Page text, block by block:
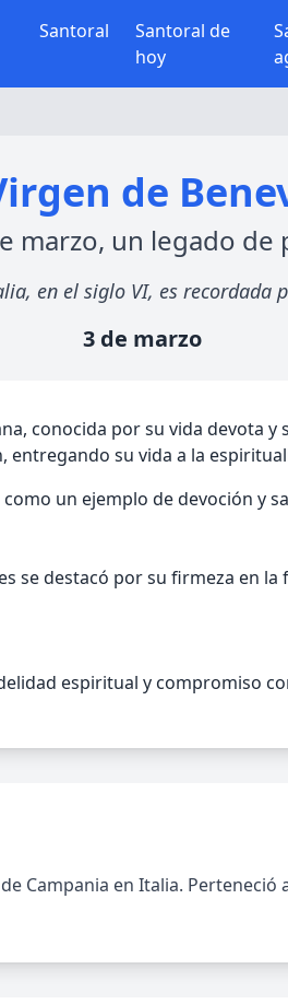
Santoral
Santoral de
hoy
de
marzo, un legado de
en el siglo VI, es recordada
3 de marzo
conocida por su vida devota
entregando su vida a la
un ejemplo de devoción y
se destacó por su firmeza en
espiritual y compromiso
Campania en Italia.